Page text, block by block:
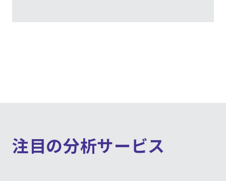
注目の分析サービス